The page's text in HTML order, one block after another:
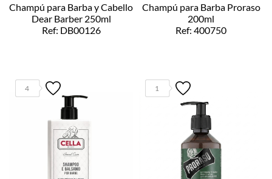
Champú para Barba y Cabello
Dear Barber 250ml
Ref: DB00126
Champú para Barba Proraso
200ml
Ref: 400750
4 1